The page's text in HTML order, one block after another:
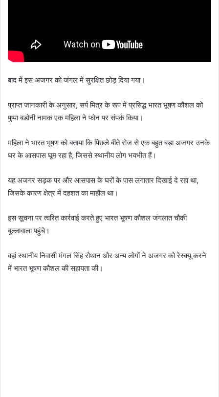
बाद में इस अजगर को जंगल में सुरक्षित छोड़ दिया गया।
प्राप्त जानकारी के अनुसार, सर्प मित्र के रूप में प्रसिद्ध भारत भूषण कौशल को
पुष्पा बडोनी नामक एक महिला ने फोन पर संपर्क किया।
महिला ने भारत भूषण को बताया कि पिछले बीते रोज से एक बहुत बड़ा अजगर उनके
घर के आसपास घूम रहा है, जिससे स्थानीय लोग भयभीत हैं।
यह अजगर सड़क पर और आसपास के घरों के पास लगातार दिखाई दे रहा था,
जिसके कारण क्षेत्र में दहशत का माहौल था।
इस सूचना पर त्वरित कार्रवाई करते हुए भारत भूषण कौशल जंगलात चौकी
बुल्लावाला पहुंचे।
वहां स्थानीय निवासी मंगल सिंह रौथान और अन्य लोगों ने अजगर को रेस्क्यू करने
में भारत भूषण कौशल की सहायता की।